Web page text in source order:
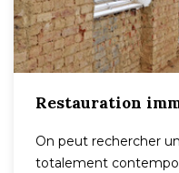
Restauration
On peut rechercher
totalement